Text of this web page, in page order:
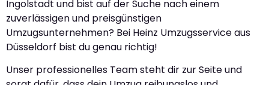
Ingolstadt und bist auf der Suche nach einem
zuverlässigen und preisgünstigen
Umzugsunternehmen? Bei Heinz Umzugsservice aus
Düsseldorf bist du genau richtig!
Unser professionelles Team steht dir zur Seite und